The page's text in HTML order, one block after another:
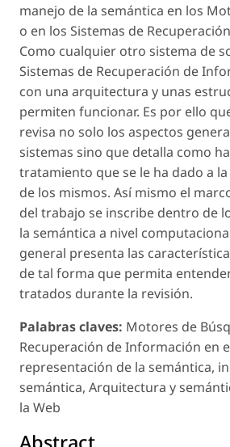
manejo de la semántica en los
o en los Sistemas de
Como cualquier otro sistema de
Sistemas de Recuperación de
con una arquitectura y unas
permiten funcionar. Es por ello
revisa no solo los aspectos
sistemas sino que detalla como
tratamiento que se le ha dado a
de los mismos. Así mismo el
del trabajo se inscribe dentro de
la semántica a nivel
general presenta las
de tal forma que permita
tratados durante la revisión.
Palabras claves: Motores de
Recuperación de Información en
representación de la semántica,
semántica, Arquitectura y
la Web